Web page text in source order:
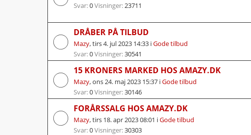
Svar:0Visninger:23711
DRÅBER PÅ TILBUD
Mazy,tirs 4. jul 2023 14:33 iGode tilbud
Svar:0Visninger:30541
15 KRONERS MARKED HOS AMAZY.DK
Mazy,ons 24. maj 2023 15:37 iGode tilbud
Svar:0Visninger:30146
FORÅRSSALG HOS AMAZY.DK
Mazy,tirs 18. apr 2023 08:01 iGode tilbud
Svar:0Visninger:30303